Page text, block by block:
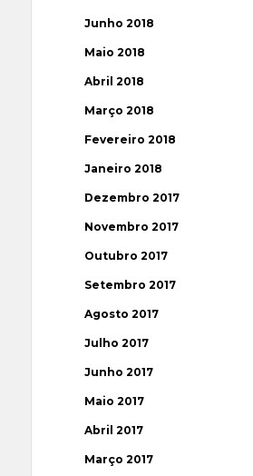
Junho 2018
Maio 2018
Abril 2018
Março 2018
Fevereiro 2018
Janeiro 2018
Dezembro 2017
Novembro 2017
Outubro 2017
Setembro 2017
Agosto 2017
Julho 2017
Junho 2017
Maio 2017
Abril 2017
Março 2017